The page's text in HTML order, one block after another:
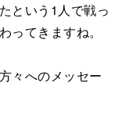
という1人で戦っ
ってきますね。
々へのメッセー